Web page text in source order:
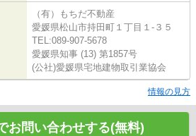
（有）もちだ不動産
愛媛県松山市持田町１丁目１-３５
TEL:089-907-5678
愛媛県知事 (13) 第1857号
(公社)愛媛県宅地建物取引業協会
情報の見方
お問い合わせする(無料)